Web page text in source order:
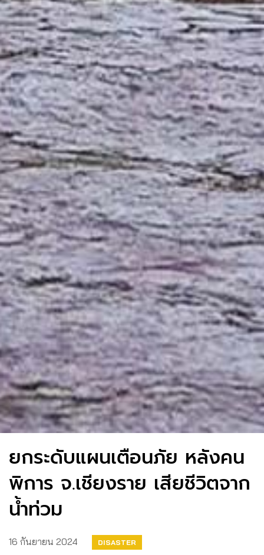
ยกระดับแผนเตือนภัย หลังคน
พิการ จ.เชียงราย เสียชีวิตจาก
น้ำท่วม
16 กันยายน 2024 DISASTER